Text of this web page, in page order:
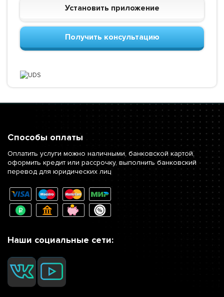
Установить приложение
Получить консультацию
Способы оплаты
Оплатить услуги можно наличными, банковской картой,
оформить кредит или рассрочку, выполнить банковский
перевод для юридических лиц
Наши социальные сети: